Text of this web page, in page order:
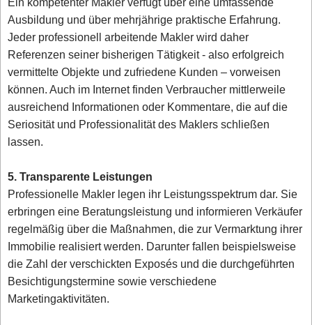
Ausbildung und über mehrjährige praktische Erfahrung.
Jeder professionell arbeitende Makler wird daher
Referenzen seiner bisherigen Tätigkeit - also erfolgreich
vermittelte Objekte und zufriedene Kunden – vorweisen
können. Auch im Internet finden Verbraucher mittlerweile
ausreichend Informationen oder Kommentare, die auf die
Seriosität und Professionalität des Maklers schließen
lassen.
5. Transparente Leistungen
Professionelle Makler legen ihr Leistungsspektrum dar. Sie
erbringen eine Beratungsleistung und informieren Verkäufer
regelmäßig über die Maßnahmen, die zur Vermarktung ihrer
Immobilie realisiert werden. Darunter fallen beispielsweise
die Zahl der verschickten Exposés und die durchgeführten
Besichtigungstermine sowie verschiedene
Marketingaktivitäten.